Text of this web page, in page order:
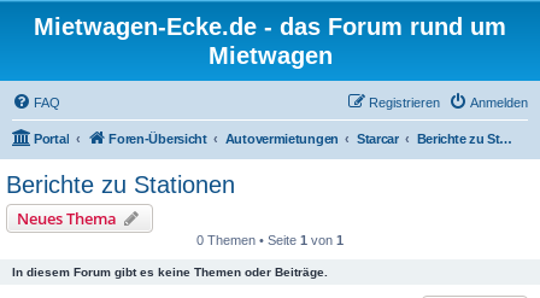
Mietwagen-Ecke.de - das Forum rund um
Mietwagen
FAQ Anmelden
Registrieren
Portal Foren-Übersicht Autovermietungen Starcar Berichte zu Stationen
Berichte zu Stationen
Neues Thema
0 Themen • Seite 1 von 1
In diesem Forum gibt es keine Themen oder Beiträge.